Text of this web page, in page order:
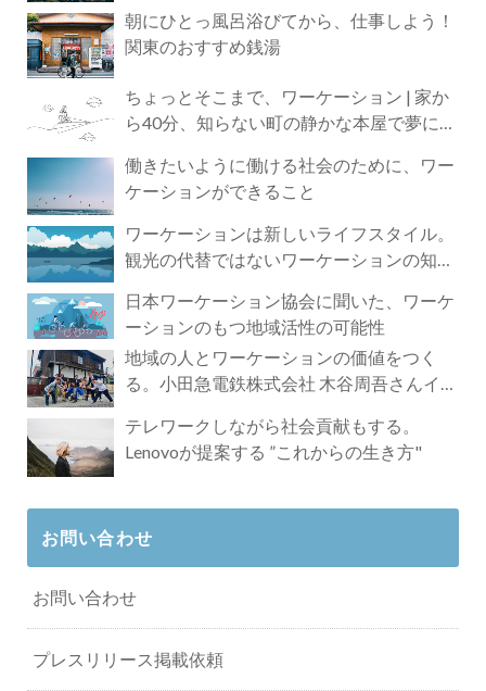
朝にひとっ風呂浴びてから、仕事しよう！
関東のおすすめ銭湯
ちょっとそこまで、ワーケーション | 家か
ら40分、知らない町の静かな本屋で夢に近
働きたいように働ける社会のために、ワー
ケーションができること
ワーケーションは新しいライフスタイル。
観光の代替ではないワーケーションの知ら
日本ワーケーション協会に聞いた、ワーケ
ーションのもつ地域活性の可能性
地域の人とワーケーションの価値をつく
る。小田急電鉄株式会社 木谷周吾さんイン
テレワークしながら社会貢献もする。
Lenovoが提案する ”これからの生き方"
お問い合わせ
お問い合わせ
プレスリリース掲載依頼